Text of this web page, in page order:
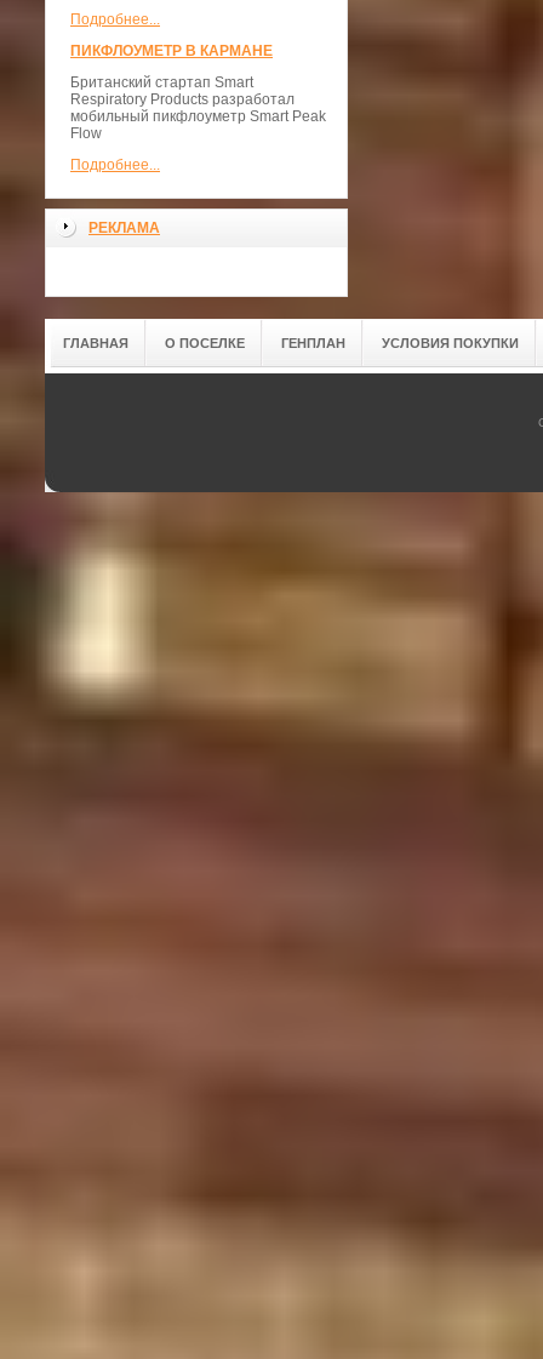
Подробнее...
ПИКФЛОУМЕТР В КАРМАНЕ
Британский стартап Smart
Respiratory Products разработал
мобильный пикфлоуметр Smart Peak
Flow
Подробнее...
РЕКЛАМА
ГЛАВНАЯ О ПОСЕЛКЕ ГЕНПЛАН УСЛОВИЯ ПОКУПКИ